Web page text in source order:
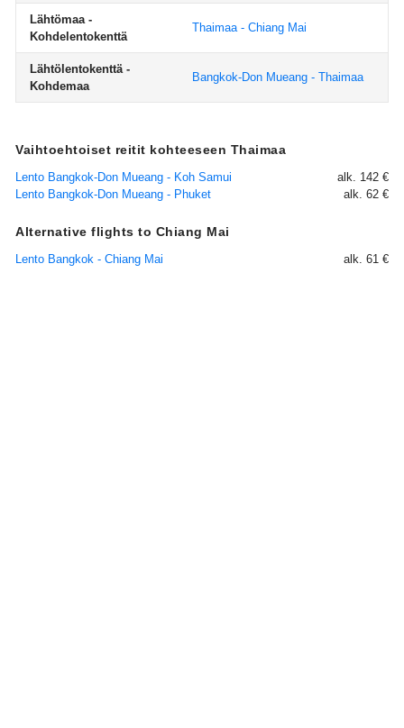
Lähtömaa -
Kohdelentokenttä
Thaimaa - Chiang Mai
Lähtölentokenttä -
Kohdemaa
Bangkok-Don Mueang - Thaimaa
Vaihtoehtoiset reitit kohteeseen Thaimaa
Lento Bangkok-Don Mueang - Koh Samui
alk. 142 €
Lento Bangkok-Don Mueang - Phuket
alk. 62 €
Alternative flights to Chiang Mai
Lento Bangkok - Chiang Mai alk. 61 €